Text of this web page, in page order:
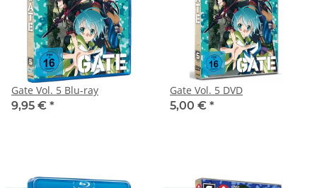
Gate Vol. 5 Blu-ray
9,95 € *
Gate Vol. 5 DVD
5,00 € *